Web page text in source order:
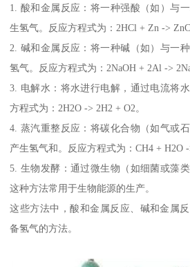
1. 酸和金属反应：将一种强酸（如）与
生氢气。反应方程式为：2HCl + Zn ->
2. 碱和金属反应：将一种碱（如）与一
氢气。反应方程式为：2NaOH + 2Al ->
3. 电解水：将水进行电解，通过电流将
方程式为：2H2O -> 2H2 + O2。
4. 蒸汽重整反应：将碳化合物（如气或
产生氢气和。反应方程式为：CH4 + H2O -
5. 生物发酵：通过微生物（如细菌或藻
这种方法常用于生物能源的生产。
这些方法中，酸和金属反应、碱和金属
备氢气的方法。